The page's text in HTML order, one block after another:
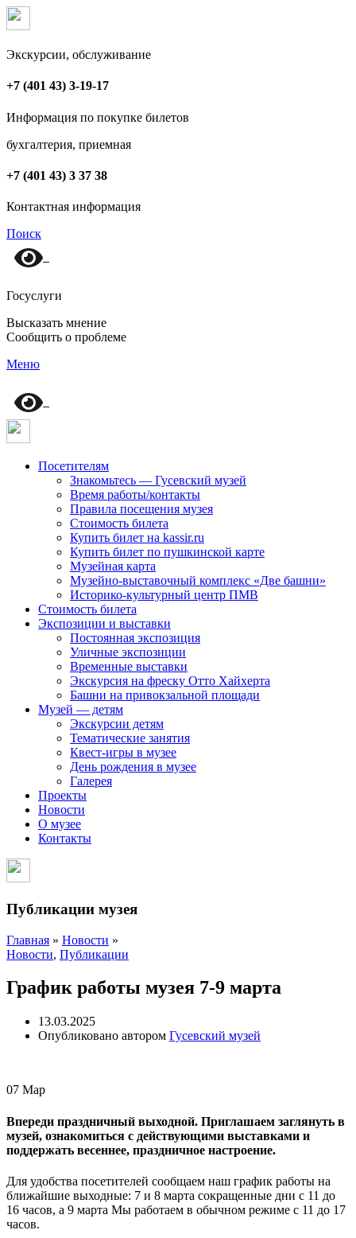
Экскурсии, обслуживание
+7 (401 43) 3-19-17
Информация по покупке билетов
бухгалтерия, приемная
+7 (401 43) 3 37 38
Контактная информация
Поиск
Госуслуги
Высказать мнение
Сообщить о проблеме
Меню
Посетителям
Знакомьтесь — Гусевский музей
Время работы/контакты
Правила посещения музея
Стоимость билета
Купить билет на kassir.ru
Купить билет по пушкинской карте
Музейная карта
Музейно-выставочный комплекс «Две башни»
Историко-культурный центр ПМВ
Стоимость билета
Экспозиции и выставки
Постоянная экспозиция
Уличные экспозиции
Временные выставки
Экскурсия на фреску Отто Хайхерта
Башни на привокзальной площади
Музей — детям
Экскурсии детям
Тематические занятия
Квест-игры в музее
День рождения в музее
Галерея
Проекты
Новости
О музее
Контакты
Публикации музея
Главная » Новости »
Новости, Публикации
График работы музея 7-9 марта
13.03.2025
Опубликовано автором Гусевский музей
07 Мар
Впереди праздничный выходной. Приглашаем заглянуть в
музей, ознакомиться с действующими выставками и
поддержать весеннее, праздничное настроение.
Для удобства посетителей сообщаем наш график работы на
ближайшие выходные: 7 и 8 марта сокращенные дни с 11 до
16 часов, а 9 марта Мы работаем в обычном режиме с 11 до 17
часов.